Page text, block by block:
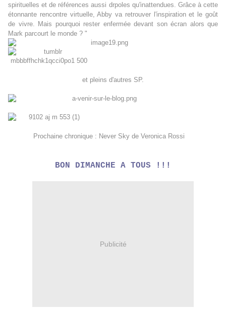
spirituelles et de références aussi drpoles qu'inattendues. Grâce à cette
étonnante rencontre virtuelle, Abby va retrouver l'inspiration et le goût
de vivre. Mais pourquoi rester enfermée devant son écran alors que
Mark parcourt le monde ? "
et pleins d'autres SP.
Prochaine chronique : Never Sky de Veronica Rossi
BON DIMANCHE A TOUS !!!
Publicité